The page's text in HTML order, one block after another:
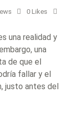
0 Likes
una realidad y
una
de que el
fallar y el
justo antes del